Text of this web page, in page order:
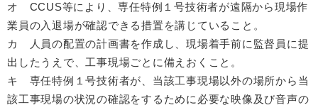
オ CCUS等により、専任特例１号技術者が遠隔から現場作
業員の入退場が確認できる措置を講じていること。
カ 人員の配置の計画書を作成し、現場着手前に監督員に提
出したうえで、工事現場ごとに備えおくこと。
キ 専任特例１号技術者が、当該工事現場以外の場所から当
該工事現場の状況の確認をするために必要な映像及び音声の